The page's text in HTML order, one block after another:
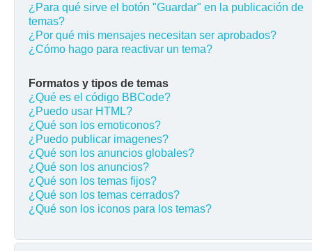
¿Para qué sirve el botón "Guardar" en la publicación de
temas?
¿Por qué mis mensajes necesitan ser aprobados?
¿Cómo hago para reactivar un tema?
Formatos y tipos de temas
¿Qué es el código BBCode?
¿Puedo usar HTML?
¿Qué son los emoticonos?
¿Puedo publicar imagenes?
¿Qué son los anuncios globales?
¿Qué son los anuncios?
¿Qué son los temas fijos?
¿Qué son los temas cerrados?
¿Qué son los iconos para los temas?